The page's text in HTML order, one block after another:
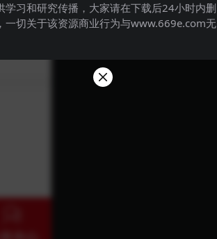
学习和研究传播，大家请在下载后24小时内删
一切关于该资源商业行为与www.669e.com无